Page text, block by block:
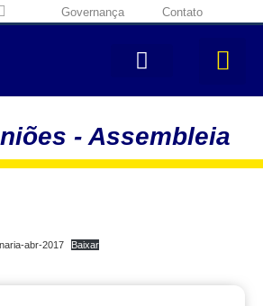
de ferramentas
Governança Contato
- Assembleia
abr-2017 Baixar